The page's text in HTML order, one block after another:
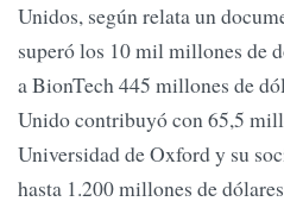
Unidos, según relata un
superó los 10 mil millones de
a BionTech 445 millones de
Unido contribuyó con 65,5
Universidad de Oxford y su
hasta 1.200 millones de